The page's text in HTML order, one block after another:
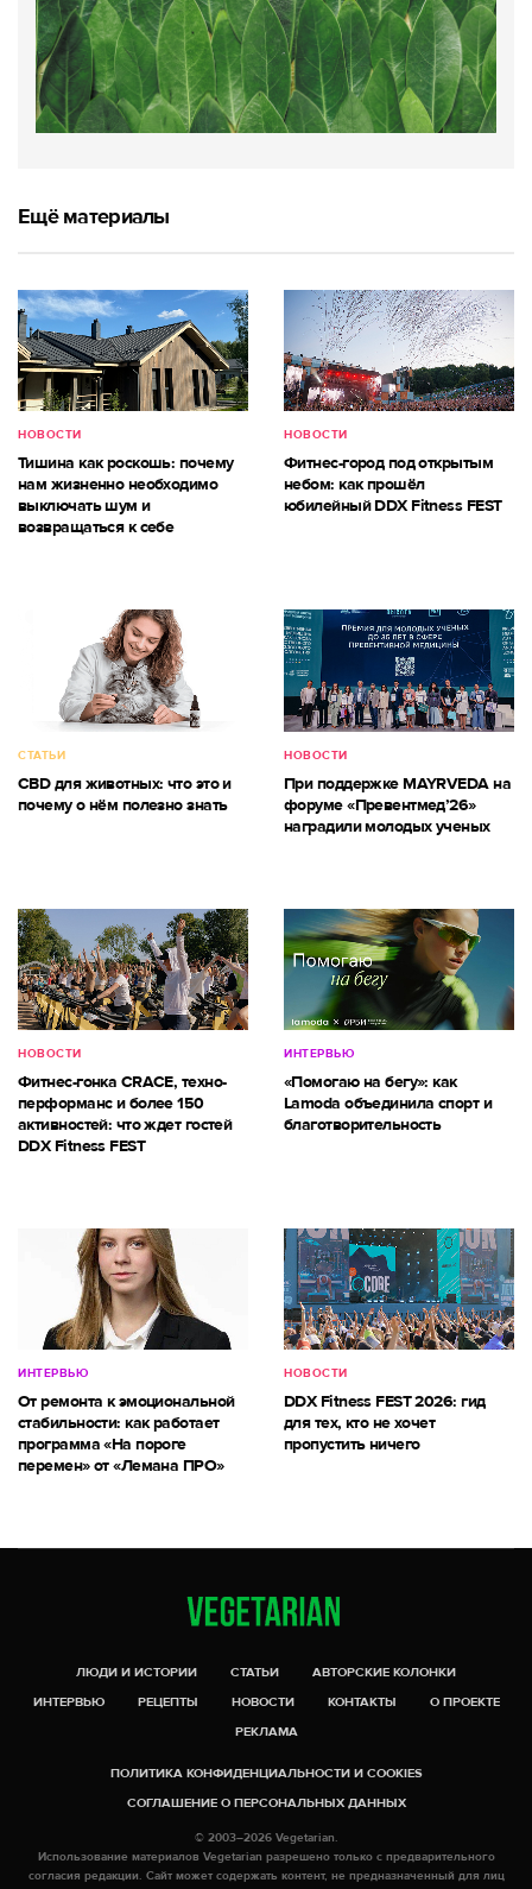
Ещё материалы
НОВОСТИ
Тишина как роскошь: почему
нам жизненно необходимо
выключать шум и
возвращаться к себе
НОВОСТИ
Фитнес-город под открытым
небом: как прошёл
юбилейный DDX Fitness FEST
СТАТЬИ
CBD для животных: что это и
почему о нём полезно знать
НОВОСТИ
При поддержке MAYRVEDA на
форуме «Превентмед’26»
наградили молодых ученых
НОВОСТИ
Фитнес-гонка CRACE, техно-
перформанс и более 150
активностей: что ждет гостей
DDX Fitness FEST
ИНТЕРВЬЮ
«Помогаю на бегу»: как
Lamoda объединила спорт и
благотворительность
ИНТЕРВЬЮ
От ремонта к эмоциональной
стабильности: как работает
программа «На пороге
перемен» от «Лемана ПРО»
НОВОСТИ
DDX Fitness FEST 2026: гид
для тех, кто не хочет
пропустить ничего
ЛЮДИ И ИСТОРИИ СТАТЬИ
АВТОРСКИЕ КОЛОНКИ
ИНТЕРВЬЮ
РЕЦЕПТЫ НОВОСТИ КОНТАКТЫ
О ПРОЕКТЕ
РЕКЛАМА
ПОЛИТИКА КОНФИДЕНЦИАЛЬНОСТИ И COOKIES
СОГЛАШЕНИЕ О ПЕРСОНАЛЬНЫХ ДАННЫХ
© 2003–2026 Vegetarian.
Использование материалов Vegetarian разрешено только с предварительного
согласия редакции. Сайт может содержать контент, не предназначенный для лиц